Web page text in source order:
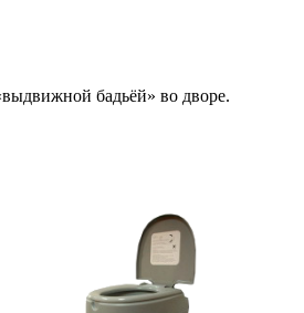
бадьёй» во дворе.